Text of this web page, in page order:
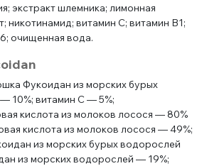
экстракт шлемника; лимонная
никотинамид; витамин С; витамин В1;
очищенная вода.
Фукоидан из морских бурых
10%; витамин С — 5%;
кислота из молоков лосося — 80%
кислота из молоков лосося — 49%;
из морских бурых водорослей
из морских водорослей — 19%;